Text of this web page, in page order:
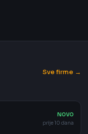
Sve firme →
NOVO
prije 10 dana